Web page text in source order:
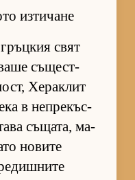
изтичане
свят
съ­щес­т­
Хе­рак­лит
в неп­ре­къс­
съ­ща­та, ма­
но­вите